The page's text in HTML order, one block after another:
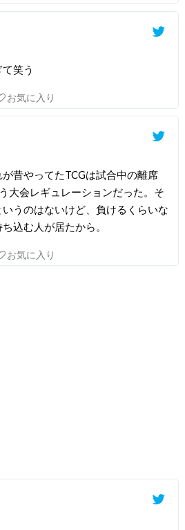
笑う
お気に入り
昔やってたTCGは試合中の離席
大会レギュレーションだった。そ
うのはないけど、負けるくらいな
込む人が居たから。
お気に入り